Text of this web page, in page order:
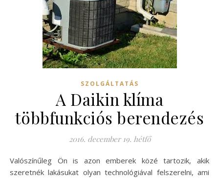
SZOLGÁLTATÁS
A Daikin klíma
többfunkciós berendezés
2016. december 19. hétfő
Valószínűleg Ön is azon emberek közé tartozik, akik
szeretnék lakásukat olyan technológiával felszerelni, ami